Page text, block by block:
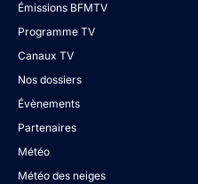
Émissions BFMTV
Programme TV
Canaux TV
Nos dossiers
Évènements
Partenaires
Météo
Météo des neiges